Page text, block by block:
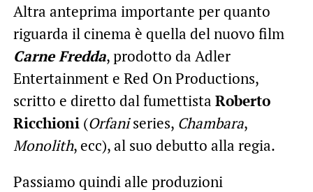
Altra anteprima importante per quanto
riguarda il cinema è quella del nuovo film
Carne Fredda, prodotto da Adler
Entertainment e Red On Productions,
scritto e diretto dal fumettista Roberto
Ricchioni(Orfaniseries, Chambara,
Monolith, ecc), al suo debutto alla regia.
Passiamo quindi alle produzioni